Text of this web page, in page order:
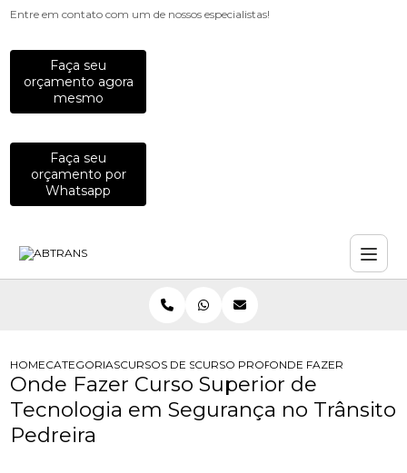
Entre em contato com um de nossos especialistas!
Faça seu
orçamento agora
mesmo
Faça seu
orçamento por
Whatsapp
HOMECATEGORIASCURSOS DE SEGURANCA NO TRANSITO
CURSO PROFISSIONALIZANTE DE
ONDE FAZER CURSO
Onde Fazer Curso Superior de
Tecnologia em Segurança no Trânsito
Pedreira